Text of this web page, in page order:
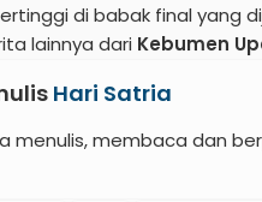
di babak final yang
lainnya dari Kebumen
Hari Satria
menulis, membaca dan